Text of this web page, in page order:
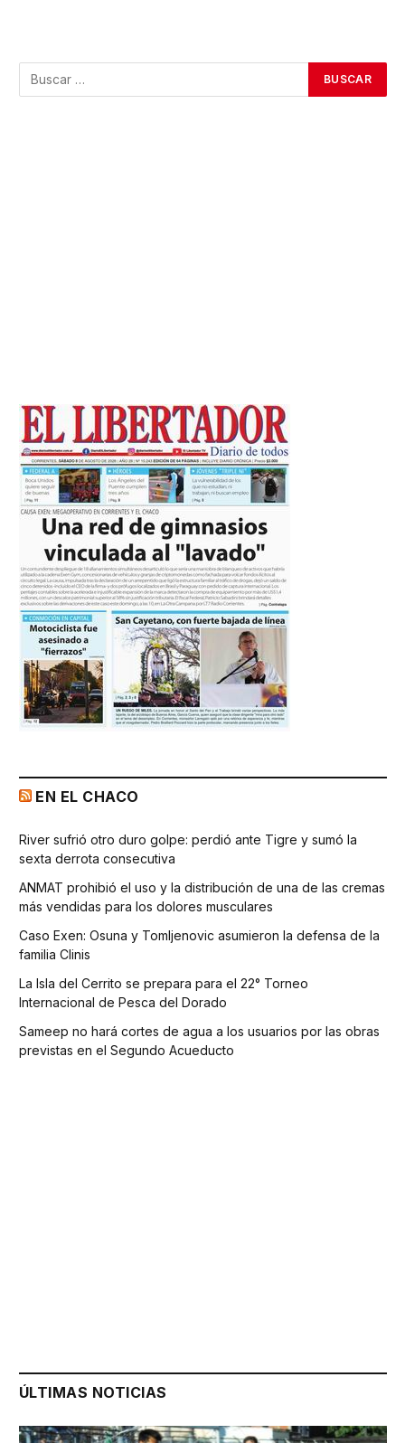
EN EL CHACO
River sufrió otro duro golpe: perdió ante Tigre y sumó la
sexta derrota consecutiva
ANMAT prohibió el uso y la distribución de una de las cremas
más vendidas para los dolores musculares
Caso Exen: Osuna y Tomljenovic asumieron la defensa de la
familia Clinis
La Isla del Cerrito se prepara para el 22° Torneo
Internacional de Pesca del Dorado
Sameep no hará cortes de agua a los usuarios por las obras
previstas en el Segundo Acueducto
ÚLTIMAS NOTICIAS